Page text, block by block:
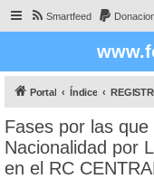
Smartfeed
Portal Índice
Fases por las
Nacionalidad por
en el RC